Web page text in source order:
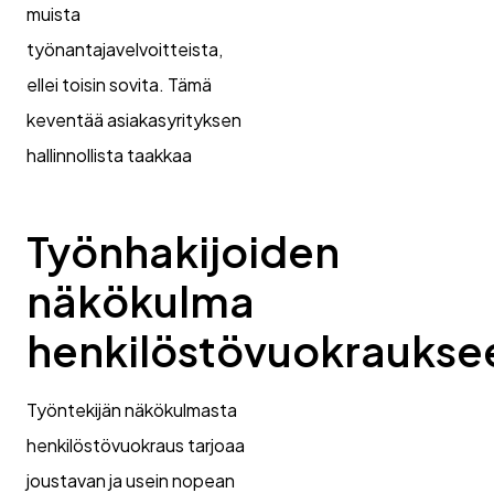
muista
työnantajavelvoitteista,
ellei toisin sovita. Tämä
keventää asiakasyrityksen
hallinnollista taakkaa
Työnhakijoiden
näkökulma
Työntekijän näkökulmasta
henkilöstövuokraus tarjoaa
joustavan ja usein nopean